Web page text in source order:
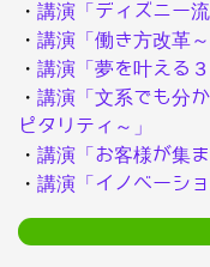
・ 講演「ディズニー
・ 講演「働き方改革
・ 講演「夢を叶える３
・ 講演「文系でも分
ピタリティ～」
・ 講演「お客様が集
・ 講演「イノベーシ